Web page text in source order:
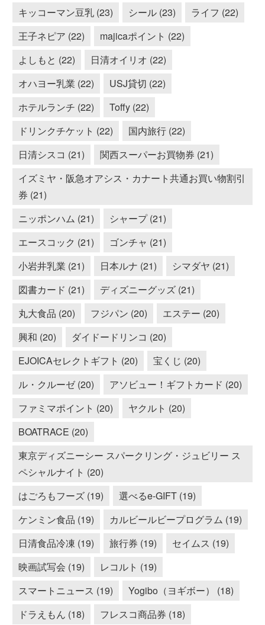
キッコーマン豆乳 (23)
シール (23)
ライフ (22)
王子ネピア (22)
majicaポイント (22)
よしもと (22)
日清オイリオ (22)
オハヨー乳業 (22)
USJ貸切 (22)
ホテルランチ (22)
Toffy (22)
ドリンクチケット (22)
国内旅行 (22)
日清シスコ (21)
関西スーパーお買物券 (21)
イズミヤ・阪急オアシス・カナート共通お買い物割引
券 (21)
ニッポンハム (21)
シャープ (21)
エースコック (21)
ゴンチャ (21)
小岩井乳業 (21)
日本ルナ (21)
シマダヤ (21)
図書カード (21)
ディズニーグッズ (21)
丸大食品 (20)
フジパン (20)
エステー (20)
興和 (20)
ダイドードリンコ (20)
EJOICAセレクトギフト (20)
宝くじ (20)
ル・クルーゼ (20)
アソビュー！ギフトカード (20)
ファミマポイント (20)
ヤクルト (20)
BOATRACE (20)
東京ディズニーシー スパークリング・ジュビリー ス
ペシャルナイト (20)
はごろもフーズ (19)
選べるe-GIFT (19)
ケンミン食品 (19)
カルビールビープログラム (19)
日清食品冷凍 (19)
旅行券 (19)
セイムス (19)
映画試写会 (19)
レコルト (19)
スマートニュース (19)
Yogibo（ヨギボー） (18)
ドラえもん (18)
フレスコ商品券 (18)